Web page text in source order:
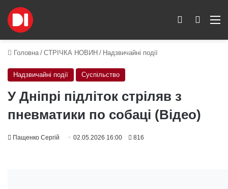
Пошук
Switch skin
Головна / СТРІЧКА НОВИН / Надзвичайні події
Надзвичайні події Суспільство
У Дніпрі підліток стріляв з
пневматики по собаці (Відео)
Пащенко Сергій 02.05.2026 16:00 816